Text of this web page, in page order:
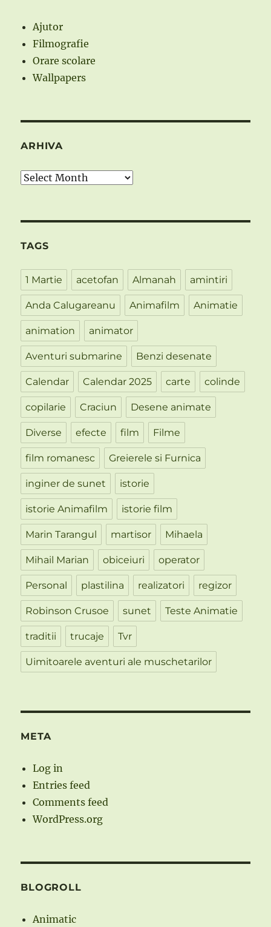
Ajutor
Filmografie
Orare scolare
Wallpapers
ARHIVA
Arhiva
TAGS
1 Martie acetofan Almanah amintiri
Anda Calugareanu Animafilm Animatie
animation animator
Aventuri submarine Benzi desenate
Calendar Calendar 2025 carte colinde
copilarie Craciun Desene animate
Diverse efecte film Filme
film romanesc Greierele si Furnica
inginer de sunet istorie
istorie Animafilm istorie film
Marin Tarangul martisor Mihaela
Mihail Marian obiceiuri operator
Personal plastilina realizatori regizor
Robinson Crusoe sunet Teste Animatie
traditii trucaje Tvr
Uimitoarele aventuri ale muschetarilor
META
Log in
Entries feed
Comments feed
WordPress.org
BLOGROLL
Animatic